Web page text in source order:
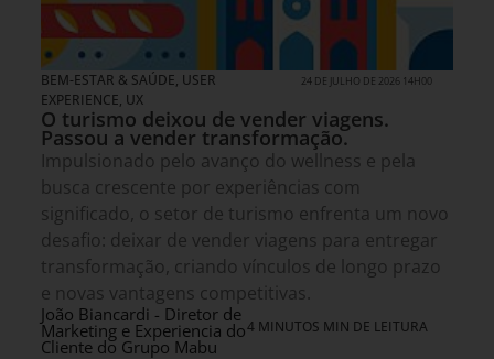
BEM-ESTAR & SAÚDE, USER
EXPERIENCE, UX
24 DE JULHO DE 2026 14H00
O turismo deixou de vender viagens.
Passou a vender transformação.
Impulsionado pelo avanço do wellness e pela
busca crescente por experiências com
significado, o setor de turismo enfrenta um novo
desafio: deixar de vender viagens para entregar
transformação, criando vínculos de longo prazo
e novas vantagens competitivas.
João Biancardi - Diretor de
Marketing e Experiencia do
Cliente do Grupo Mabu
4 MINUTOS MIN DE LEITURA